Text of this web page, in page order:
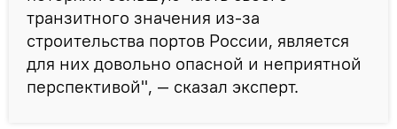
транзитного значения из-за
строительства портов России, является
для них довольно опасной и неприятной
перспективой", — сказал эксперт.